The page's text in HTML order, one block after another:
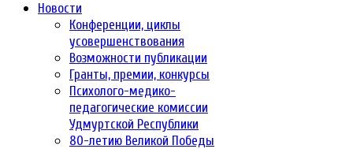
Новости
Конференции, циклы
усовершенствования
Возможности публикации
Гранты, премии, конкурсы
Психолого-медико-
педагогические комиссии
Удмуртской Республики
80-летию Великой Победы